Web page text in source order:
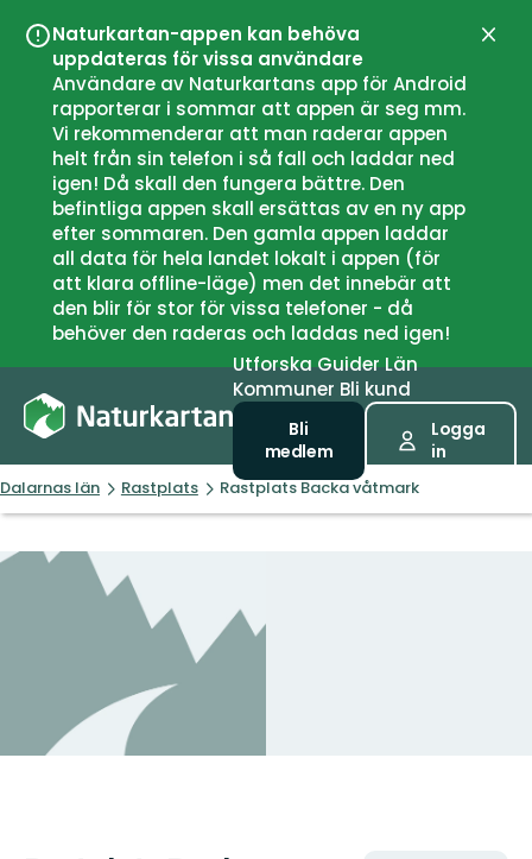
Naturkartan-appen kan behöva
uppdateras för vissa användare
Användare av Naturkartans app för Android
rapporterar i sommar att appen är seg mm.
Vi rekommenderar att man raderar appen
helt från sin telefon i så fall och laddar ned
igen! Då skall den fungera bättre. Den
befintliga appen skall ersättas av en ny app
efter sommaren. Den gamla appen laddar
all data för hela landet lokalt i appen (för
att klara offline-läge) men det innebär att
den blir för stor för vissa telefoner - då
behöver den raderas och laddas ned igen!
UtforskaGuiderLän
Kommuner Bli kund
Bli
medlem
Logga
in
Dalarnas län Rastplats Rastplats Backa våtmark